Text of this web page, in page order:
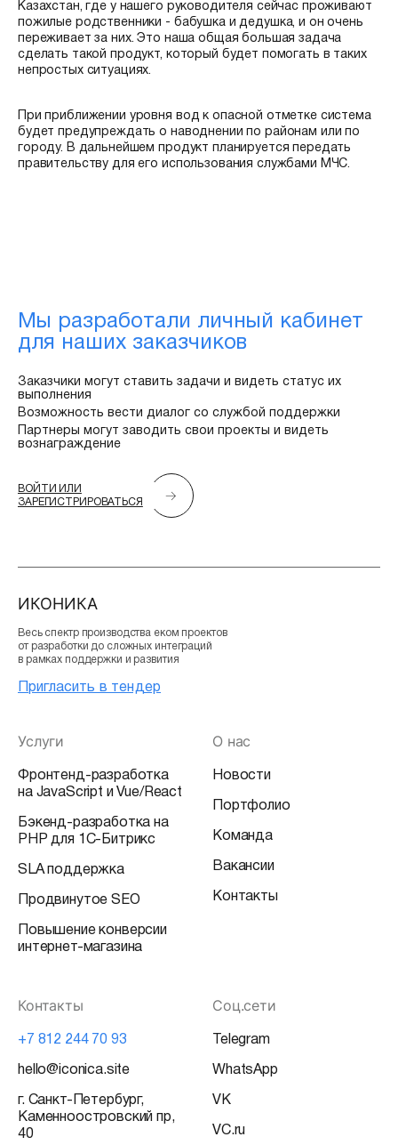
Казахстан, где у нашего руководителя сейчас проживают
пожилые родственники - бабушка и дедушка, и он очень
переживает за них. Это наша общая большая задача
сделать такой продукт, который будет помогать в таких
непростых ситуациях.
При приближении уровня вод к опасной отметке система
будет предупреждать о наводнении по районам или по
городу. В дальнейшем продукт планируется передать
правительству для его использования службами МЧС.
Мы разработали личный кабинет
для наших заказчиков
Заказчики могут ставить задачи и видеть статус их
выполнения
Возможность вести диалог со службой поддержки
Партнеры могут заводить свои проекты и видеть
вознаграждение
ВОЙТИ ИЛИ
ЗАРЕГИСТРИРОВАТЬСЯ
ИКОНИКА
Весь спектр производства еком проектов
от разработки до сложных интеграций
в рамках поддержки и развития
Пригласить в тендер
Услуги
Фронтенд-разработка
на JavaScript и Vue/React
Бэкенд-разработка на
PHP для 1С-Битрикс
SLA поддержка
Продвинутое SEO
Повышение конверсии
интернет-магазина
О нас
Новости
Портфолио
Команда
Вакансии
Контакты
Соц.сети
Telegram
WhatsApp
VK
VC.ru
Контакты
+7 812 244 70 93
hello@iconica.site
г. Санкт-Петербург,
Каменноостровский пр,
40